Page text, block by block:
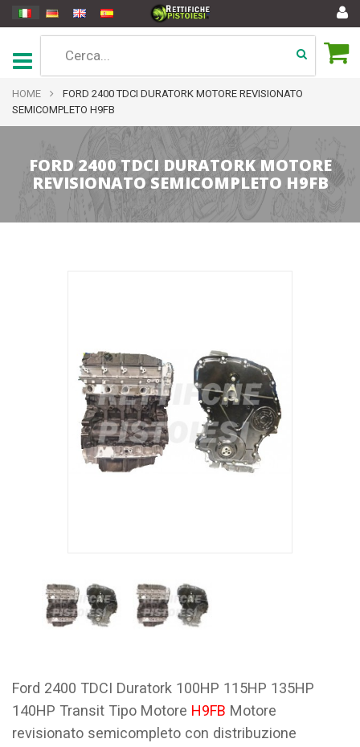
HOME
FORD 2400 TDCI DURATORK MOTORE REVISIONATO
SEMICOMPLETO H9FB
FORD 2400 TDCI DURATORK MOTORE
REVISIONATO SEMICOMPLETO H9FB
Ford 2400 TDCI Duratork 100HP 115HP 135HP
140HP Transit Tipo Motore H9FB Motore
revisionato semicompleto con distribuzione